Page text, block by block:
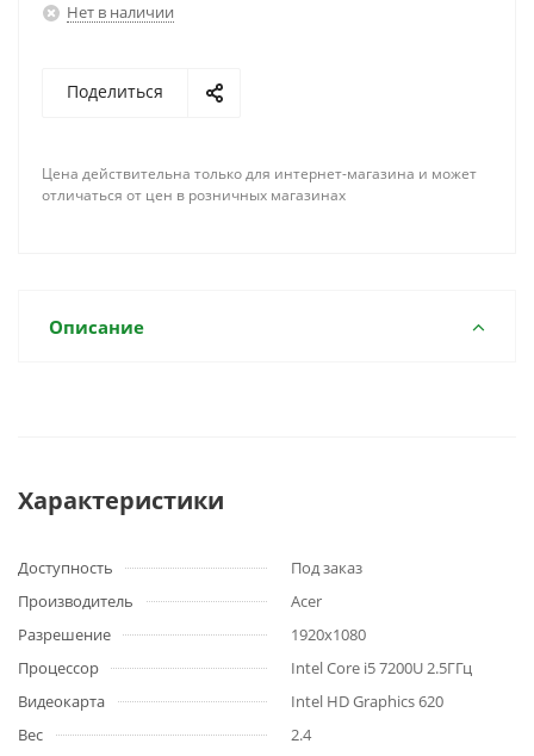
Нет в наличии
Поделиться
Цена действительна только для интернет-магазина и может
отличаться от цен в розничных магазинах
Описание
Характеристики
Доступность
Под заказ
Производитель
Acer
Разрешение
1920x1080
Процессор
Intel Core i5 7200U 2.5ГГц
Видеокарта
Intel HD Graphics 620
Вес
2.4